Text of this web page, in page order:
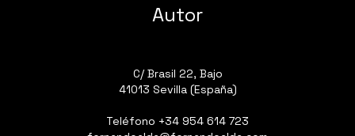
Autor
C/ Brasil 22, Bajo
41013 Sevilla (España)
Teléfono +34 954 614 723